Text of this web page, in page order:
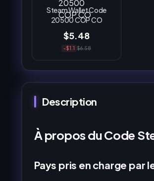
Steam Wallet Code
20500 COP CO
$5.48
-$1.1 $6.58
Description
À propos du Code
Pays pris en charge par